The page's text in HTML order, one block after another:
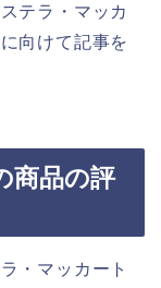
テラ・マッカ
向けて記事を
商品の評
・マッカート